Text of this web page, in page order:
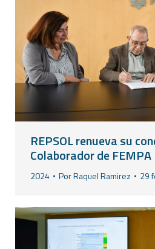
REPSOL renueva su
Colaborador de FEMPA
2024 PorRaquel Ramirez 29